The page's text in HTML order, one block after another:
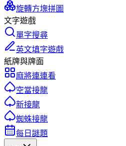
旋轉方塊拼圖
文字遊戲
單字搜尋
英文填字遊戲
紙牌與牌面
麻將連連看
空當接龍
新接龍
蜘蛛接龍
每日謎題